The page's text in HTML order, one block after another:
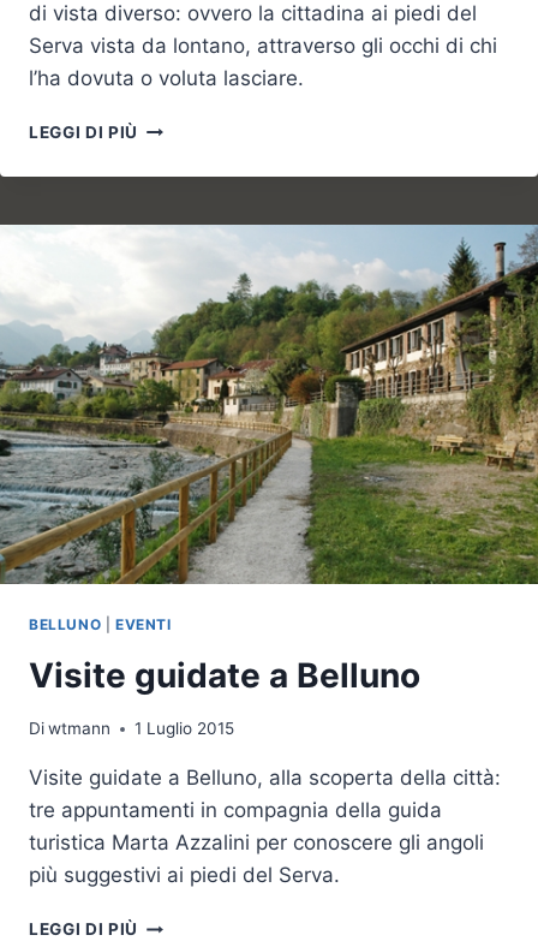
di vista diverso: ovvero la cittadina ai piedi del
Serva vista da lontano, attraverso gli occhi di chi
l’ha dovuta o voluta lasciare.
LEGGI DI PIÙ LE
COSE
TI
BELLUNO
BELLUNO EVENTI
Visite guidate a Belluno
Diwtmann 1 Luglio 2015
Visite guidate a Belluno, alla scoperta della città:
tre appuntamenti in compagnia della guida
turistica Marta Azzalini per conoscere gli angoli
più suggestivi ai piedi del Serva.
LEGGI DI PIÙ VISITE